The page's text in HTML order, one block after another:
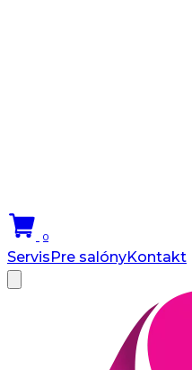
0
ServisPre salónyKontakt